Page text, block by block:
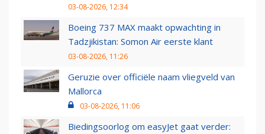
03-08-2026, 12:34
Boeing 737 MAX maakt opwachting in
Tadzjikistan: Somon Air eerste klant
03-08-2026, 11:26
Geruzie over officiële naam vliegveld van
Mallorca
03-08-2026, 11:06
Biedingsoorlog om easyJet gaat verder: